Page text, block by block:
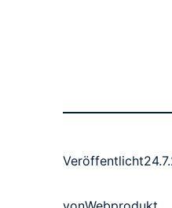
Veröffentlicht